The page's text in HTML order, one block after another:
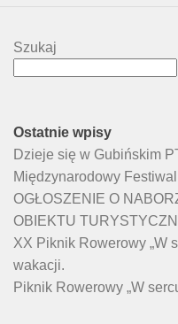
Szukaj
Ostatnie wpisy
Dzieje się w Gubińskim
Międzynarodowy Festiwal
OGŁOSZENIE O
OBIEKTU
XX Piknik Rowerowy „W
wakacji.
Piknik Rowerowy „W